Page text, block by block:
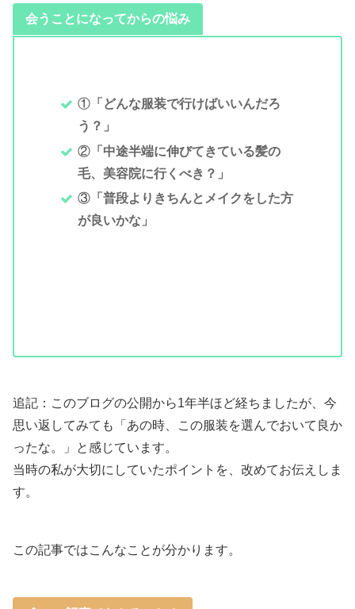
会うことになってからの悩み
① 「どんな服装で行けばいいんだろ
う？」
② 「中途半端に伸びてきている髪の
毛、美容院に行くべき？」
③ 「普段よりきちんとメイクをした方
が良いかな」
追記：このブログの公開から1年半ほど経ちましたが、今
思い返してみても「あの時、この服装を選んでおいて良か
ったな。」と感じています。
当時の私が大切にしていたポイントを、改めてお伝えしま
す。
この記事ではこんなことが分かります。